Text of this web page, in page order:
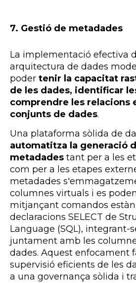
7. Gestió de metadades
La implementació efectiva
arquitectura de dades
poder tenir la capacitat
de les dades, identificar
comprendre les relacions
conjunts de dades.
Una plataforma sòlida de
automatitza la generació
metadades tant per a les
com per a les etapes
metadades
columnes virtuals i es
mitjançant comandos
declaracions SELECT de
Language (SQL), integrant-
juntament amb les
dades. Aquest enfocament
supervisió eficients de les
a una governança sòlida i